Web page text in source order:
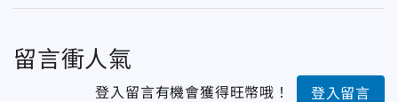
留言衝人氣
登入留言有機會獲得旺幣哦！ 登入留言